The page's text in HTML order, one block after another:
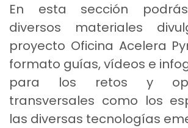
En esta sección
diversos materiales
proyecto Oficina Acelera
formato guías, vídeos e
para los retos y
transversales como los
las diversas tecnologías